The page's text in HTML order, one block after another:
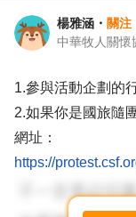
楊雅涵 ・ 關注
中華牧人關懷
1.參與活動企劃的
2.如果你是國旅隨
網址：
https://